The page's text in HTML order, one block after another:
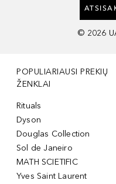
© 2026
POPULIARIAUSI PREKIŲ
ŽENKLAI
Rituals
Dyson
Douglas Collection
Sol de Janeiro
MATH SCIETIFIC
Yves Saint Laurent